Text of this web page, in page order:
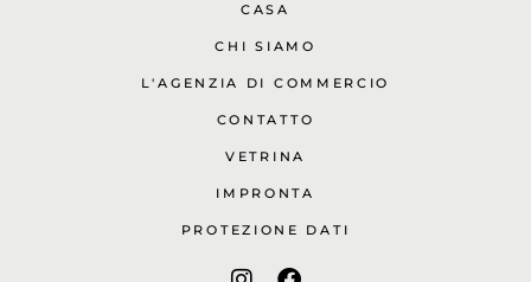
CASA
CHI SIAMO
L'AGENZIA DI COMMERCIO
CONTATTO
VETRINA
IMPRONTA
PROTEZIONE DATI